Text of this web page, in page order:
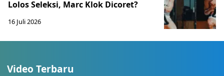
Lolos Seleksi, Marc Klok Dicoret?
16 Juli 2026
Video Terbaru